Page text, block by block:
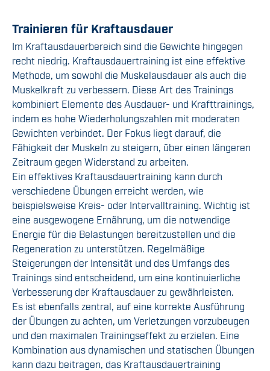
Trainieren für Kraftausdauer
Im Kraftausdauerbereich sind die Gewichte hingegen
recht niedrig. Kraftausdauertraining ist eine effektive
Methode, um sowohl die Muskelausdauer als auch die
Muskelkraft zu verbessern. Diese Art des Trainings
kombiniert Elemente des Ausdauer- und Krafttrainings,
indem es hohe Wiederholungszahlen mit moderaten
Gewichten verbindet. Der Fokus liegt darauf, die
Fähigkeit der Muskeln zu steigern, über einen längeren
Zeitraum gegen Widerstand zu arbeiten.
Ein effektives Kraftausdauertraining kann durch
verschiedene Übungen erreicht werden, wie
beispielsweise Kreis- oder Intervalltraining. Wichtig ist
eine ausgewogene Ernährung, um die notwendige
Energie für die Belastungen bereitzustellen und die
Regeneration zu unterstützen. Regelmäßige
Steigerungen der Intensität und des Umfangs des
Trainings sind entscheidend, um eine kontinuierliche
Verbesserung der Kraftausdauer zu gewährleisten.
Es ist ebenfalls zentral, auf eine korrekte Ausführung
der Übungen zu achten, um Verletzungen vorzubeugen
und den maximalen Trainingseffekt zu erzielen. Eine
Kombination aus dynamischen und statischen Übungen
kann dazu beitragen, das Kraftausdauertraining